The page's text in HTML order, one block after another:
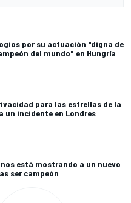
por su actuación "digna de
del mundo" en Hungría
para las estrellas de la
un incidente en Londres
nos está mostrando a un nuevo
ser campeón